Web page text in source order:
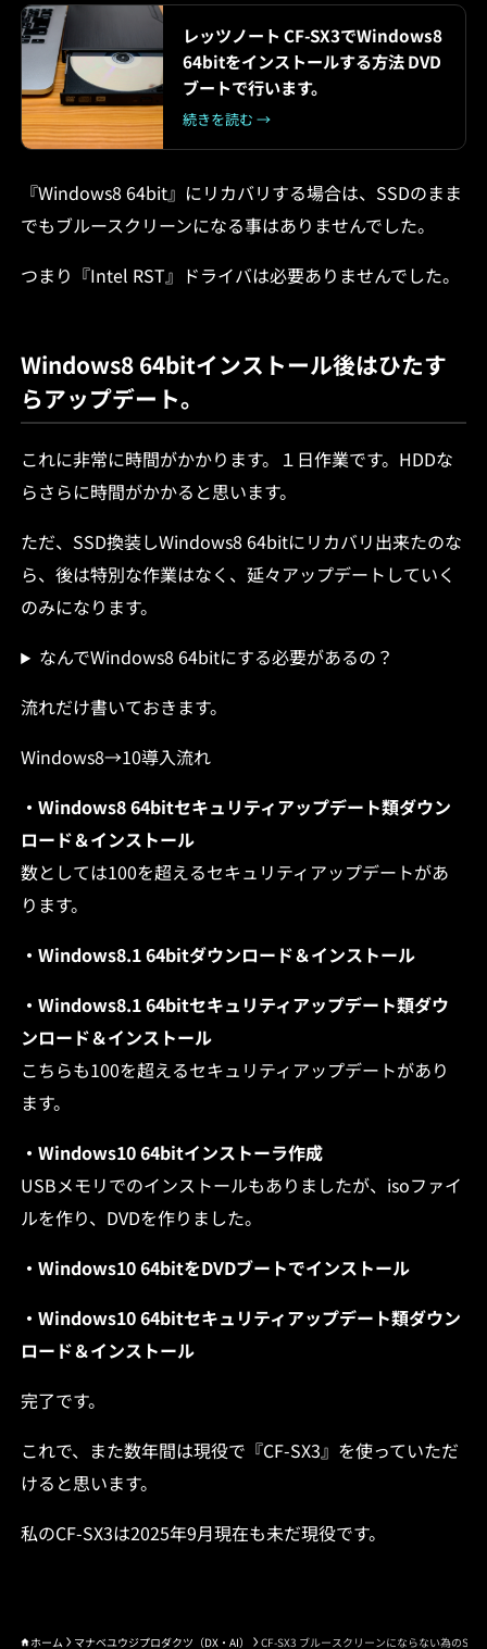
レッツノート CF-SX3でWindows8
64bitをインストールする方法 DVD
ブートで行います。
続きを読む →
『Windows8 64bit』にリカバリする場合は、SSDのまま
でもブルースクリーンになる事はありませんでした。
つまり『Intel RST』ドライバは必要ありませんでした。
Windows8 64bitインストール後はひたす
らアップデート。
これに非常に時間がかかります。１日作業です。HDDな
らさらに時間がかかると思います。
ただ、SSD換装しWindows8 64bitにリカバリ出来たのな
ら、後は特別な作業はなく、延々アップデートしていく
のみになります。
なんでWindows8 64bitにする必要があるの？
流れだけ書いておきます。
Windows8→10導入流れ
・Windows8 64bitセキュリティアップデート類ダウン
ロード＆インストール
数としては100を超えるセキュリティアップデートがあ
ります。
・Windows8.1 64bitダウンロード＆インストール
・Windows8.1 64bitセキュリティアップデート類ダウ
ンロード＆インストール
こちらも100を超えるセキュリティアップデートがあり
ます。
・Windows10 64bitインストーラ作成
USBメモリでのインストールもありましたが、isoファイ
ルを作り、DVDを作りました。
・Windows10 64bitをDVDブートでインストール
・Windows10 64bitセキュリティアップデート類ダウン
ロード＆インストール
完了です。
これで、また数年間は現役で『CF-SX3』を使っていただ
けると思います。
私のCF-SX3は2025年9月現在も未だ現役です。
ホーム マナベユウジプロダクツ（DX・AI） CF-SX3 ブルースクリーンにならない為の